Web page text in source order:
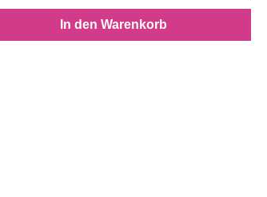
den gewünschten Wert ein
In den Warenkorb